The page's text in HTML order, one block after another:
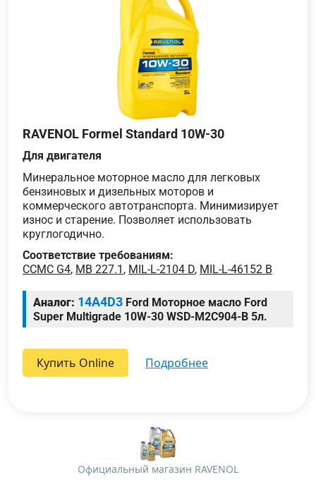
RAVENOL Formel Standard 10W-30
Для двигателя
Минеральное моторное масло для легковых
бензиновых и дизельных моторов и
коммерческого автотранспорта. Минимизирует
износ и старение. Позволяет использовать
круглогодично.
Соответствие требованиям:
CCMC G4, MB 227.1 , MIL-L-2104 D, MIL-L-46152 B
Аналог: 14A4D3 Ford Моторное масло Ford
Super Multigrade 10W-30 WSD-M2C904-B 5л.
Купить Online подробнее
Официальный магазин RAVENOL